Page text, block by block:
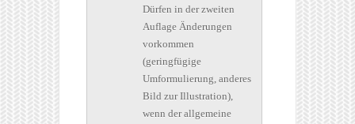
Dürfen in der zweiten
Auflage Änderungen
vorkommen
(geringfügige
Umformulierung, anderes
Bild zur Illustration),
wenn der allgemeine